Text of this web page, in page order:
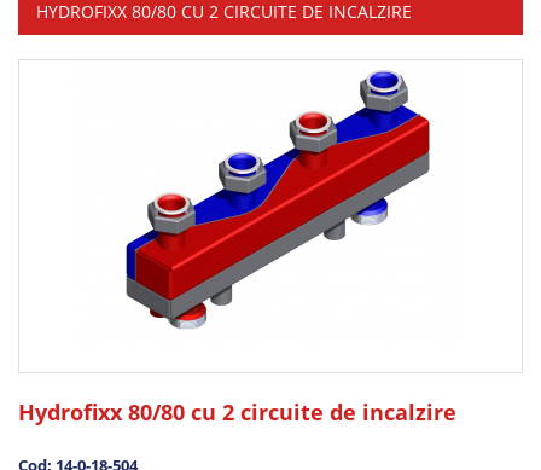
HYDROFIXX 80/80 CU 2 CIRCUITE DE INCALZIRE
Hydrofixx 80/80 cu 2 circuite de incalzire
Cod: 14-0-18-504